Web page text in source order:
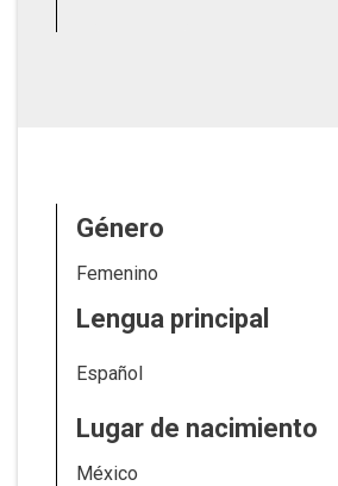
Género
Femenino
Lengua principal
Español
Lugar de nacimiento
México